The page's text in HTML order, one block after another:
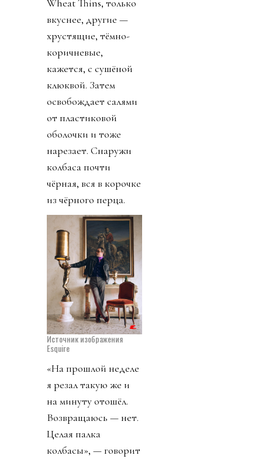
Wheat Thins, только
вкуснее, другие —
хрустящие, тёмно-
коричневые,
кажется, с сушёной
клюквой. Затем
освобождает салями
от пластиковой
оболочки и тоже
нарезает. Снаружи
колбаса почти
чёрная, вся в корочке
из чёрного перца.
Источник изображения
Esquire
«На прошлой неделе
я резал такую же и
на минуту отошёл.
Возвращаюсь — нет.
Целая палка
колбасы», — говорит